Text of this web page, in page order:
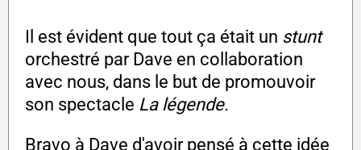
Il est évident que tout ça était un stunt
orchestré par Dave en collaboration
avec nous, dans le but de promouvoir
son spectacle La légende.
Bravo à Dave d'avoir pensé à cette idée